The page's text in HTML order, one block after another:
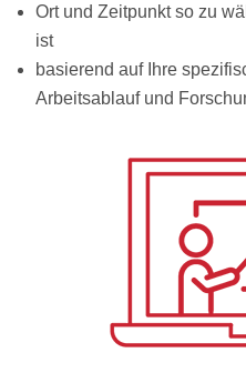
Ort und Zeitpunkt so zu
ist
basierend auf Ihre
Arbeitsablauf und